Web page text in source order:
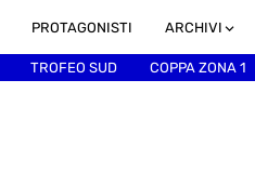
PROTAGONISTI ARCHIVI
TROFEO SUD COPPA ZONA 1